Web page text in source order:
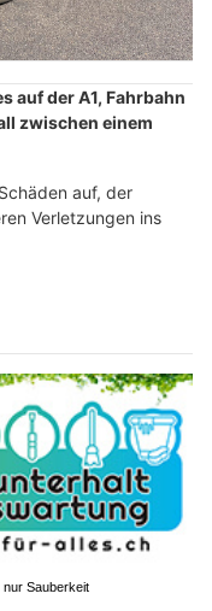
auf der A1, Fahrbahn
zwischen einem
auf, der
Verletzungen ins
Sauberkeit